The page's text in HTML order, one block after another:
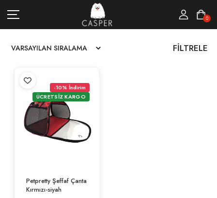
0
MARKALAR
FIRSATLAR
FILTRELE
-10% İndirim
ÜCRETSİZ KARGO
Petpretty Şeffaf Çanta
Kırmızı-siyah